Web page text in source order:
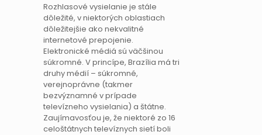
Rozhlasové vysielanie je stále
dôležité, v niektorých oblastiach
dôležitejšie ako nekvalitné
internetové prepojenie.
Elektronické médiá sú väčšinou
súkromné. V princípe, Brazília má tri
druhy médií – súkromné,
verejnoprávne (takmer
bezvýznamné v prípade
televízneho vysielania) a štátne.
Zaujímavosťou je, že niektoré zo 16
celoštátnych televíznych sietí boli